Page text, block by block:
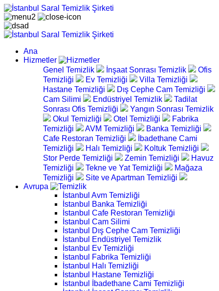
Ana
Hizmetler
Genel Temizlik
İnşaat Sonrası Temizlik
Ofis
Temizliği
Ev Temizliği
Villa Temizliği
Hastane Temizliği
Dış Cephe Cam Temizliği
Cam Silimi
Endüstriyel Temizlik
Tadilat
Sonrası Ofis Temizliği
Yangın Sonrası Temizlik
Okul Temizliği
Otel Temizliği
Fabrika
Temizliği
AVM Temizliği
Banka Temizliği
Cafe Restoran Temizliği
İbadethane Cami
Temizliği
Halı Temizliği
Koltuk Temizliği
Stor Perde Temizliği
Zemin Temizliği
Havuz
Temizliği
Tekne ve Yat Temizliği
Mağaza
Temizliği
Site ve Apartman Temizliği
Avrupa
İstanbul Avm Temizliği
İstanbul Banka Temizliği
İstanbul Cafe Restoran Temizliği
İstanbul Cam Silimi
İstanbul Dış Cephe Cam Temizliği
İstanbul Endüstriyel Temizlik
İstanbul Ev Temizliği
İstanbul Fabrika Temizliği
İstanbul Halı Temizliği
İstanbul Hastane Temizliği
İstanbul İbadethane Cami Temizliği